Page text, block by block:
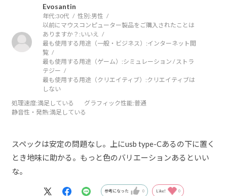
Evosantin
年代:30代 性別:男性
以前にマウスコンピューター製品をご購入されたことは
ありますか？: いいえ
最も使用する用途（一般・ビジネス）:インターネット閲
覧
最も使用する用途（ゲーム）:シミュレーション / ストラ
テジー
最も使用する用途（クリエイティブ）:クリエイティブは
しない
処理速度:満足している グラフィック性能:普通
静音性・発熱:満足している
スペックは安定の問題なし。上にusb type-Cあるの下に置く
とき地味に助かる。もっと色のバリエーションあるといい
な。
参考になった 0 Like! 0